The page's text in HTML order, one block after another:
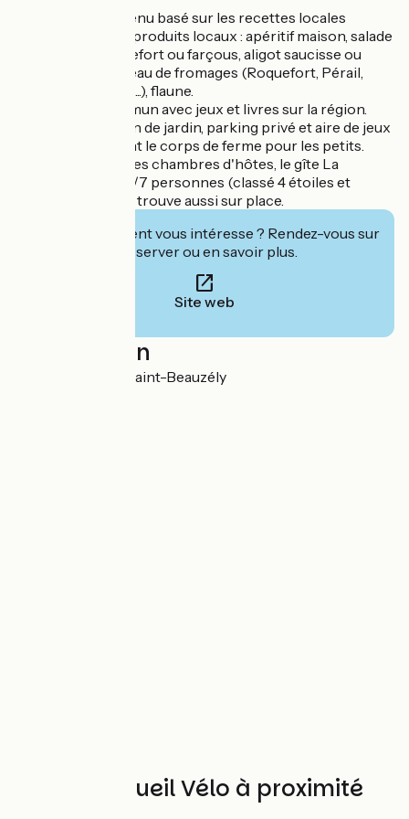
Un exemple de menu basé sur les recettes locales
préparé avec des produits locaux : apéritif maison, salade
et tourte au Roquefort ou farçous, aligot saucisse ou
choux farcis, plateau de fromages (Roquefort, Pérail,
Tome de Laguiole ...), flaune.
Salon de TV commun avec jeux et livres sur la région.
A l'extérieur : salon de jardin, parking privé et aire de jeux
communale devant le corps de ferme pour les petits.
En complément des chambres d'hôtes, le gîte La
Caussenarde de 5/7 personnes (classé 4 étoiles et
labellisé 4 épis) se trouve aussi sur place.
Cet établissement vous intéresse ? Rendez-vous sur
leur site pour réserver ou en savoir plus.
Site web
Localisation
Azinières 12620 Saint-Beauzély
Autres Accueil Vélo à proximité